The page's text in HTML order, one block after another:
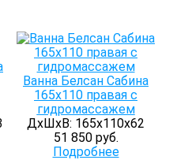
Ванна Белсан Сабина
165х110 правая с
гидромассажем
ДхШхВ: 165х110х62
51 850 руб.
Подробнее